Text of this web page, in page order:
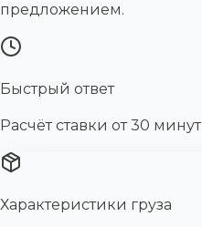
предложением.
Быстрый ответ
Расчёт ставки от 30 минут
Характеристики груза